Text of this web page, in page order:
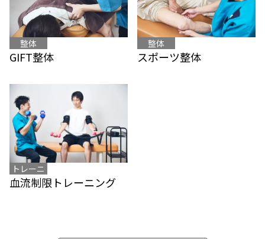
整体
GIFT整体
整体
スポーツ整体
トレーニ
ング
血流制限トレーニング